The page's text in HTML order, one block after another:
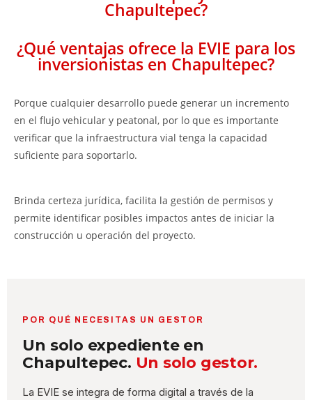
Chapultepec?
¿Qué ventajas ofrece la EVIE para los
inversionistas en Chapultepec?
Porque cualquier desarrollo puede generar un incremento
en el flujo vehicular y peatonal, por lo que es importante
verificar que la infraestructura vial tenga la capacidad
suficiente para soportarlo.
Brinda certeza jurídica, facilita la gestión de permisos y
permite identificar posibles impactos antes de iniciar la
construcción u operación del proyecto.
POR QUÉ NECESITAS UN GESTOR
Un solo expediente en
Chapultepec. Un solo gestor.
La EVIE se integra de forma digital a través de la